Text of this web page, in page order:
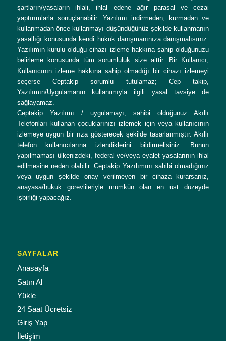
şartların/yasaların ihlali, ihlal edene ağır parasal ve cezai
yaptırımlarla sonuçlanabilir. Yazılımı indirmeden, kurmadan ve
kullanmadan önce kullanmayı düşündüğünüz şekilde kullanmanın
yasallığı konusunda kendi hukuk danışmanınıza danışmalısınız.
Yazılımın kurulu olduğu cihazı izleme hakkına sahip olduğunuzu
belirleme konusunda tüm sorumluluk size aittir. Bir Kullanıcı,
Kullanıcının izleme hakkına sahip olmadığı bir cihazı izlemeyi
seçerse Ceptakip sorumlu tutulamaz; Cep takip,
Yazılımın/Uygulamanın kullanımıyla ilgili yasal tavsiye de
sağlayamaz.
Ceptakip Yazılımı / uygulamayı, sahibi olduğunuz Akıllı
Telefonları kullanan çocuklarınızı izlemek için veya kullanıcının
izlemeye uygun bir rıza gösterecek şekilde tasarlanmıştır. Akıllı
telefon kullanıcılarına izlendiklerini bildirmelisiniz. Bunun
yapılmaması ülkenizdeki, federal ve/veya eyalet yasalarının ihlal
edilmesine neden olabilir. Ceptakip Yazılımını sahibi olmadığınız
veya uygun şekilde onay verilmeyen bir cihaza kurarsanız,
anayasa/hukuk görevlileriyle mümkün olan en üst düzeyde
işbirliği yapacağız.
SAYFALAR
Anasayfa
Satın Al
Yükle
24 Saat Ücretsiz
Giriş Yap
İletişim